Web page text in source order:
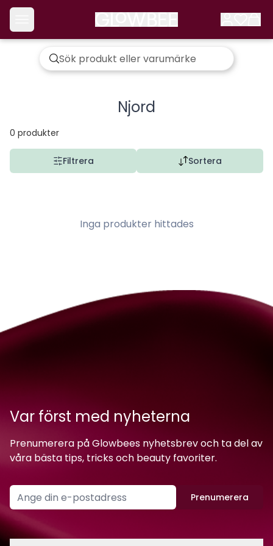
Njord
0 produkter
Filtrera Sortera
Inga produkter hittades
Var först med nyheterna
Prenumerera på Glowbees nyhetsbrev och ta del av
våra bästa tips, tricks och beauty favoriter.
Prenumerera